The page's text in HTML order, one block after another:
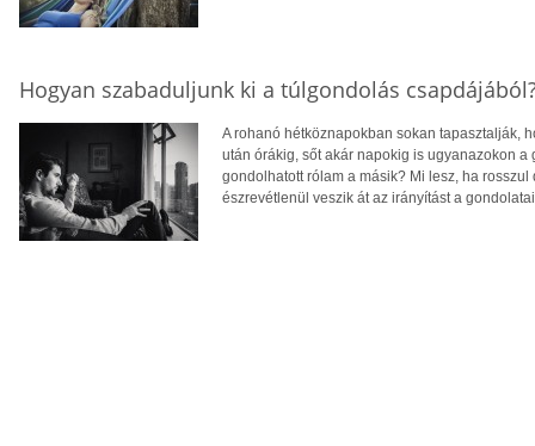
Hogyan szabaduljunk ki a túlgondolás
A rohanó hétköznapokban sokan tapasztalják,
után órákig, sőt akár napokig is ugyanazokon
gondolhatott rólam a másik? Mi lesz, ha
észrevétlenül veszik át az irányítást a